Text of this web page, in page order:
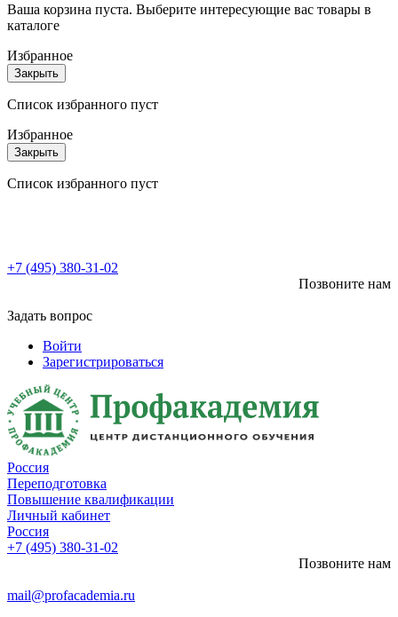
Ваша корзина пуста. Выберите интересующие вас товары в
каталоге
Избранное
Закрыть
Список избранного пуст
Избранное
Закрыть
Список избранного пуст
+7 (495) 380-31-02
Позвоните нам
Задать вопрос
Войти
Зарегистрироваться
Россия
Переподготовка
Повышение квалификации
Личный кабинет
Россия
+7 (495) 380-31-02
Позвоните нам
mail@profacademia.ru